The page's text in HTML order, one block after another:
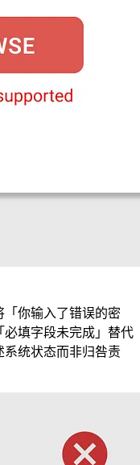
你输入了错误的密
填字段未完成」替代
系统状态而非归咎责